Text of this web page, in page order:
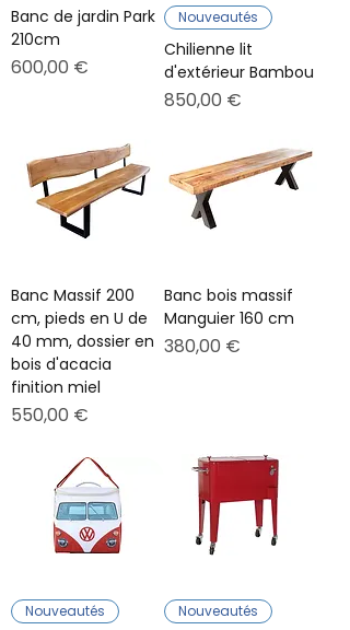
Banc de jardin Park
210cm
Prix
600,00 €
Nouveautés
Chilienne lit
d'extérieur Bambou
Prix
850,00 €
Banc Massif 200
cm, pieds en U de
40 mm, dossier en
bois d'acacia
finition miel
Prix
550,00 €
Banc bois massif
Manguier 160 cm
Prix
380,00 €
Nouveautés Nouveautés